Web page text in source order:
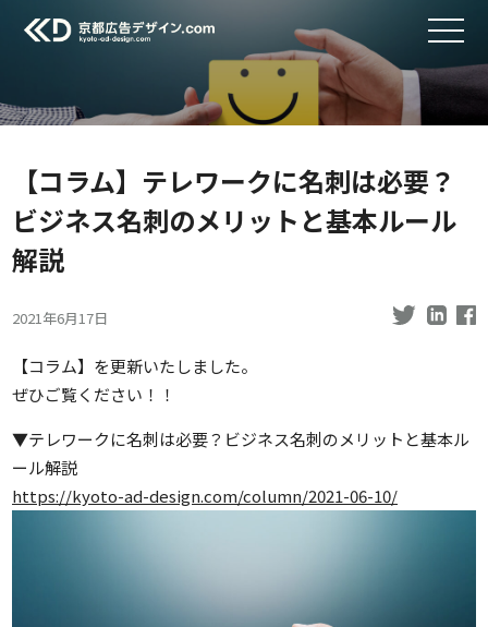
【コラム】テレワークに名刺は必要？
ビジネス名刺のメリットと基本ルール
解説
2021年6月17日
【コラム】を更新いたしました。
ぜひご覧ください！！
▼テレワークに名刺は必要？ビジネス名刺のメリットと基本ル
ール解説
https://kyoto-ad-design.com/column/2021-06-10/